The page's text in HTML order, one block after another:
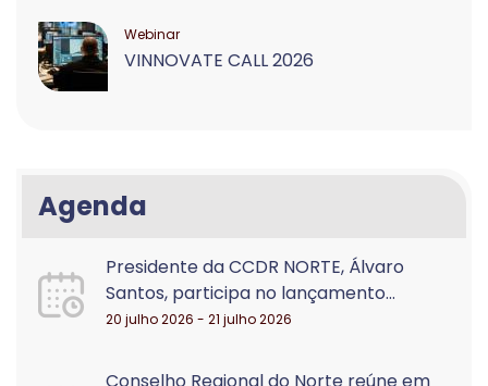
Webinar
VINNOVATE CALL 2026
Agenda
Presidente da CCDR NORTE, Álvaro
Santos, participa no lançamento...
20 julho 2026 - 21 julho 2026